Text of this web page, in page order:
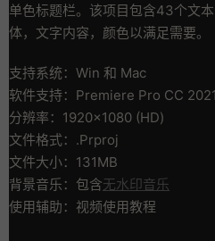
单色标题栏。该项目包含43个文
体，文字内容，颜色以满足需要。
支持系统：Win 和 Mac
软件支持：Premiere Pro CC
分辨率：1920×1080 (HD)
文件格式：.Prproj
文件大小：131MB
背景音乐：包含无水印音乐
使用辅助：视频使用教程